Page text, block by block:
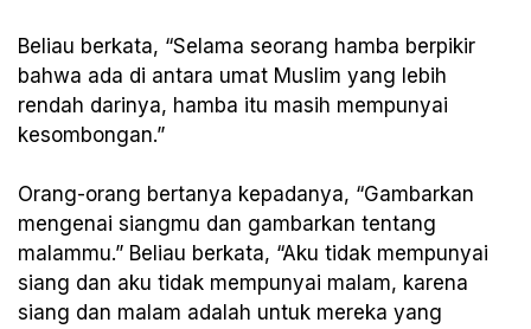
Beliau berkata, “Selama seorang hamba berpikir
bahwa ada di antara umat Muslim yang lebih
rendah darinya, hamba itu masih mempunyai
kesombongan.”
Orang-orang bertanya kepadanya, “Gambarkan
mengenai siangmu dan gambarkan tentang
malammu.” Beliau berkata, “Aku tidak mempunyai
siang dan aku tidak mempunyai malam, karena
siang dan malam adalah untuk mereka yang